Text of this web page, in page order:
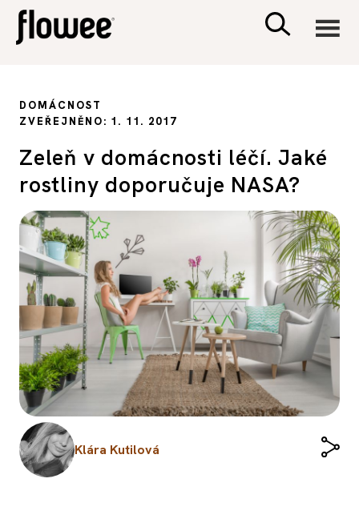
PSYCHOLOGIE
SEX A VZTAHY
PORADNA
DOMÁCNOST
ZVEŘEJNĚNO: 1. 11. 2017
Zeleň v domácnosti léčí. Jaké
rostliny doporučuje NASA?
Klára Kutilová